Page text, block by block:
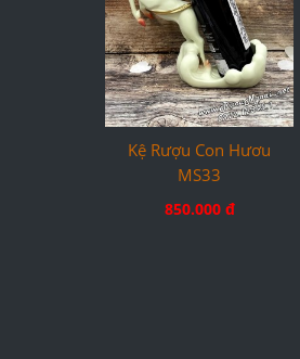
Kệ Rượu Con Hươu
MS33
850.000 đ